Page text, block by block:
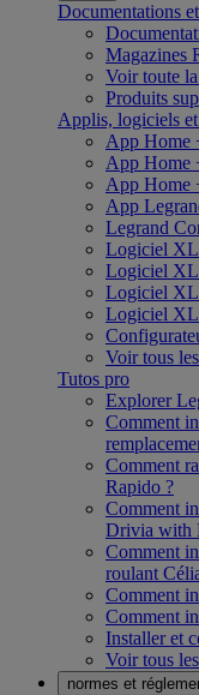
Documentations
Magazines
Voir toute
Produits
Applis, logiciels
App Home
App Home
App Home
App
Legrand
Logiciel
Logiciel
Logiciel
Logiciel
Voir tous
Tutos pro
Explorer
Comment
Comment
Rapido ?
Comment
Drivia with
Comment
roulant
Comment
Comment
Installer et
Voir tous
normes et